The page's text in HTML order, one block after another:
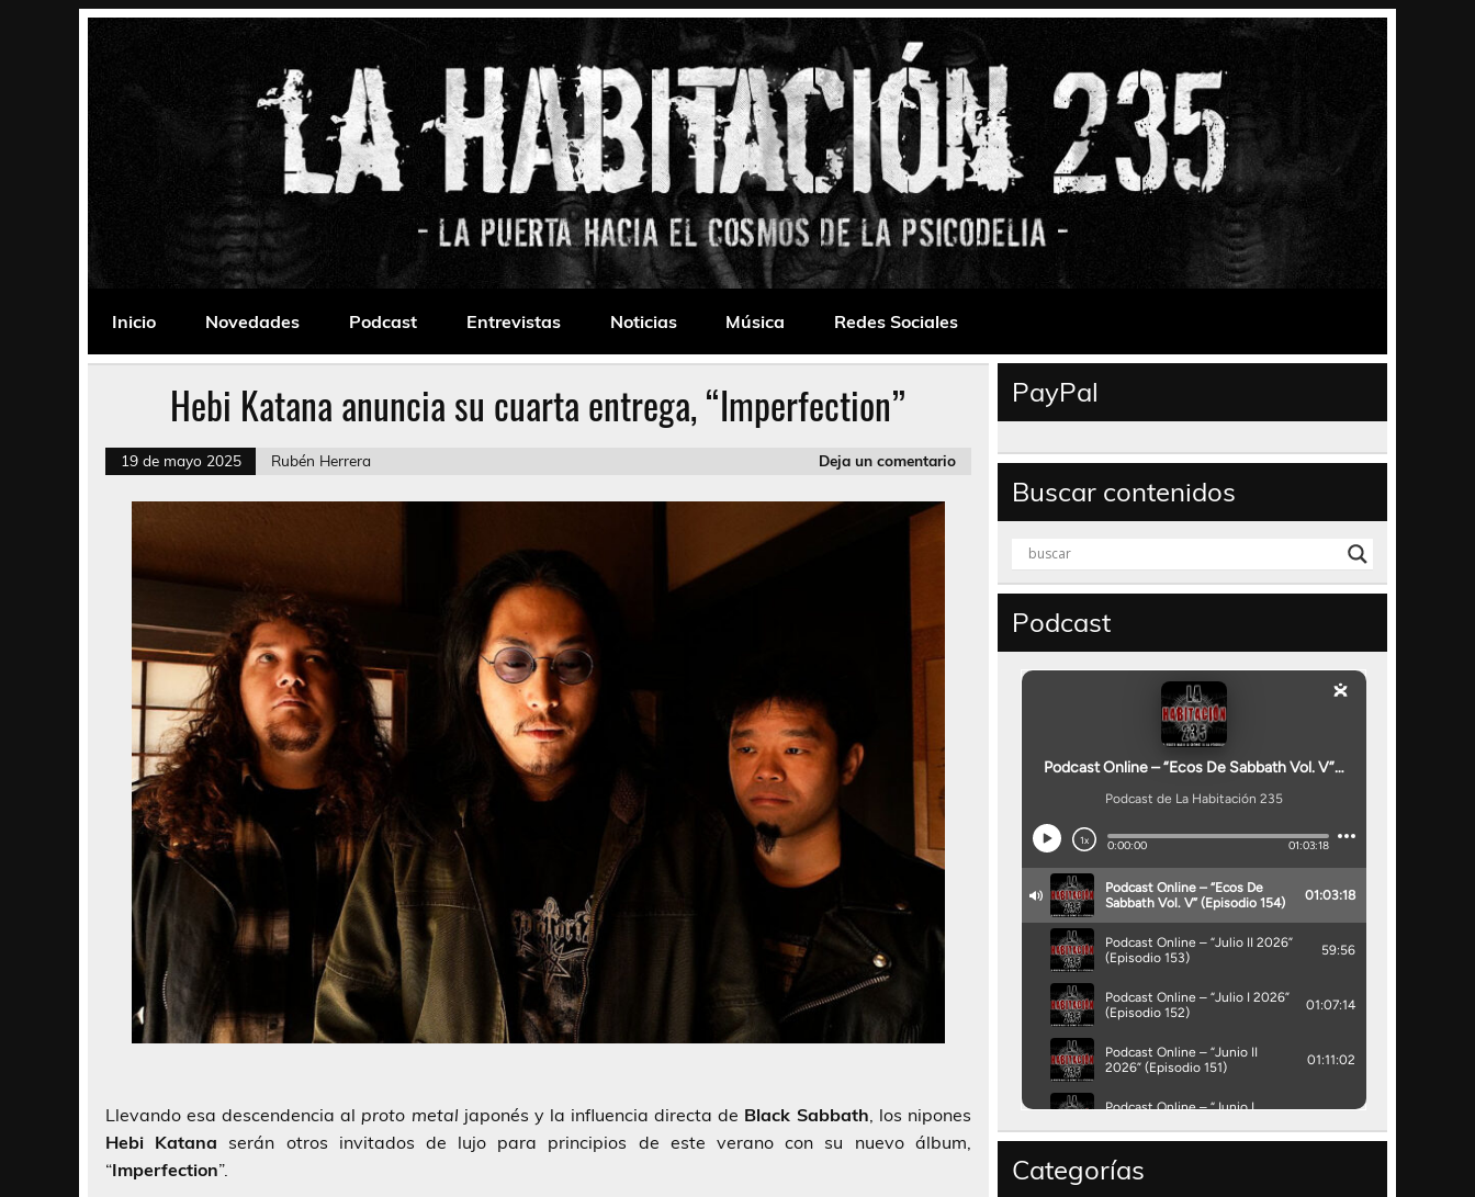
La Habitación 235
Inicio
Novedades Podcast Entrevistas Noticias Música Redes Sociales
Hebi Katana anuncia su cuarta entrega, “Imperfection”
19 de mayo 2025 Rubén Herrera Deja un comentario
Llevando esa descendencia al proto metaljaponés y la influencia directa de Black Sabbath , los nipones
Hebi Katana serán otros invitados de lujo para principios de este verano con su nuevo álbum,
“Imperfection”.
PayPal
Buscar contenidos
Podcast
Categorías